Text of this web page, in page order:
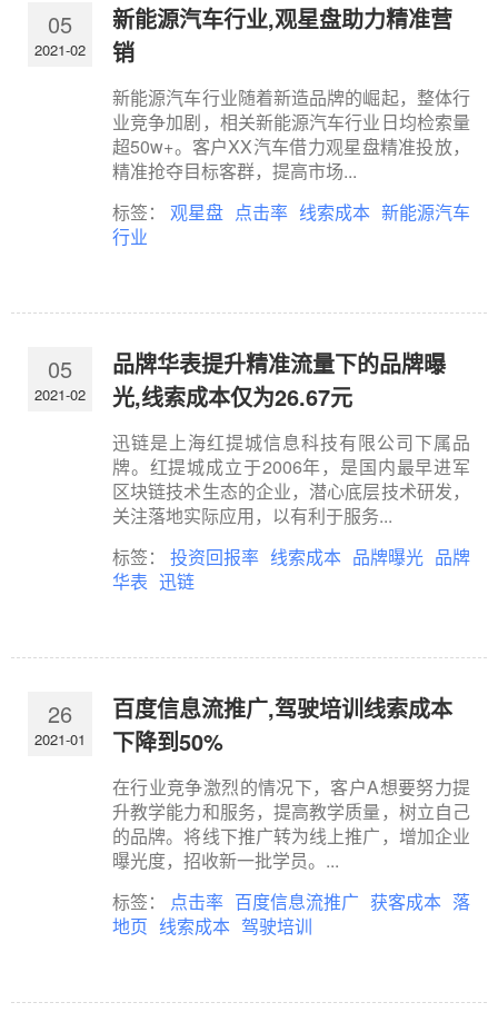
05
2021-02
新能源汽车行业,观星盘助力精准营
销
新能源汽车行业随着新造品牌的崛起，整体行
业竞争加剧，相关新能源汽车行业日均检索量
超50w+。客户XX汽车借力观星盘精准投放，
精准抢夺目标客群，提高市场...
标签： 观星盘 点击率 线索成本 新能源汽车
行业
05
2021-02
品牌华表提升精准流量下的品牌曝
光,线索成本仅为26.67元
迅链是上海红提城信息科技有限公司下属品
牌。红提城成立于2006年，是国内最早进军
区块链技术生态的企业，潜心底层技术研发，
关注落地实际应用，以有利于服务...
标签： 投资回报率 线索成本 品牌曝光 品牌
华表 迅链
26
2021-01
百度信息流推广,驾驶培训线索成本
下降到50%
在行业竞争激烈的情况下，客户A想要努力提
升教学能力和服务，提高教学质量，树立自己
的品牌。将线下推广转为线上推广，增加企业
曝光度，招收新一批学员。...
标签： 点击率 百度信息流推广 获客成本 落
地页 线索成本 驾驶培训